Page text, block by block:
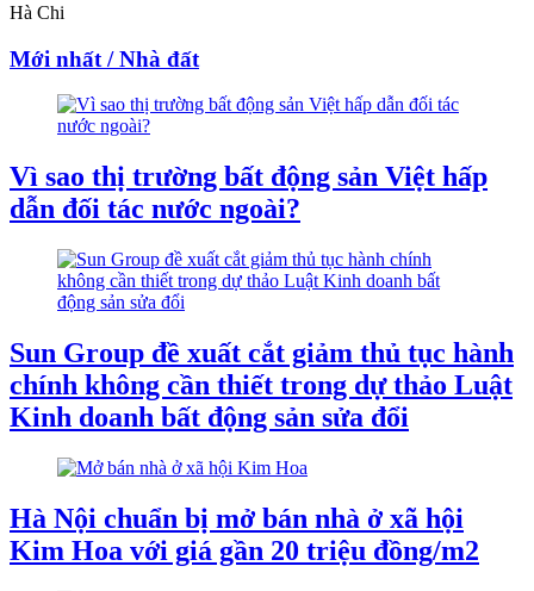
Hà Chi
Mới nhất / Nhà đất
Vì sao thị trường bất động sản Việt hấp
dẫn đối tác nước ngoài?
Sun Group đề xuất cắt giảm thủ tục hành
chính không cần thiết trong dự thảo Luật
Kinh doanh bất động sản sửa đổi
Hà Nội chuẩn bị mở bán nhà ở xã hội
Kim Hoa với giá gần 20 triệu đồng/m2